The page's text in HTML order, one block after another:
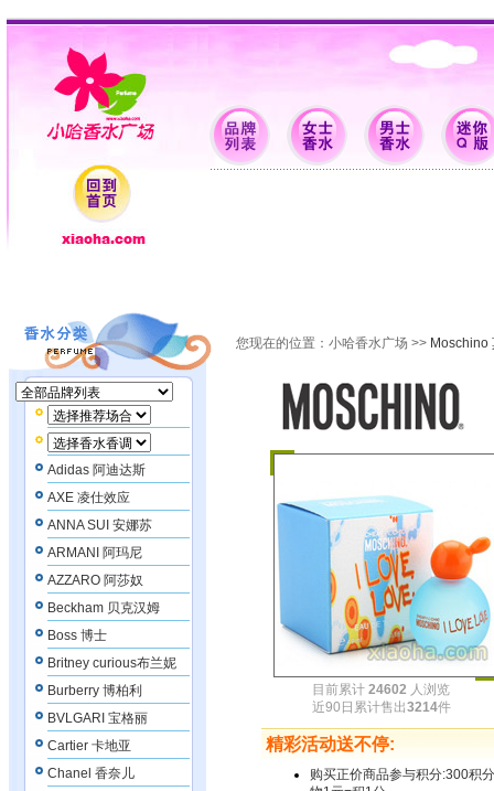
Adidas 阿迪达斯
AXE 凌仕效应
ANNA SUI 安娜苏
ARMANI 阿玛尼
AZZARO 阿莎奴
Beckham 贝克汉姆
Boss 博士
Britney curious布兰妮
Burberry 博柏利
BVLGARI 宝格丽
Cartier 卡地亚
Chanel 香奈儿
您现在的位置： 小哈香水广场 >>Moschino
目前累计 24602 人浏览
近90日累计售出3214件
精彩活动送不停:
购买正价商品参与积分:300积